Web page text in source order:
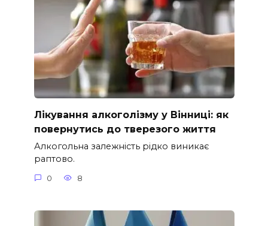
Лікування алкоголізму у Вінниці: як
повернутись до тверезого життя
Алкогольна залежність рідко виникає
раптово.
0 8